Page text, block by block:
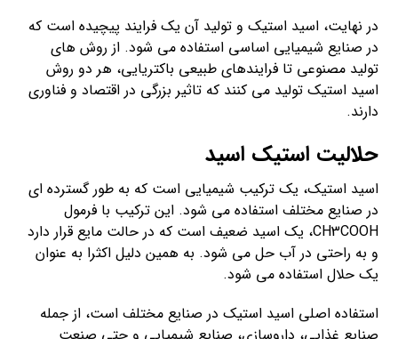
در نهایت، اسید استیک و تولید آن یک فرایند پیچیده است که
در صنایع شیمیایی اساسی استفاده می شود. از روش های
تولید مصنوعی تا فرایندهای طبیعی باکتریایی، هر دو روش
اسید استیک تولید می کنند که تاثیر بزرگی در اقتصاد و فناوری
دارند.
حلالیت استیک اسید
اسید استیک، یک ترکیب شیمیایی است که به طور گسترده ای
در صنایع مختلف استفاده می شود. این ترکیب با فرمول
CH3COOH، یک اسید ضعیف است که در حالت مایع قرار دارد
و به راحتی در آب حل می شود. به همین دلیل اکثرا به عنوان
یک حلال استفاده می شود.
استفاده اصلی اسید استیک در صنایع مختلف است، از جمله